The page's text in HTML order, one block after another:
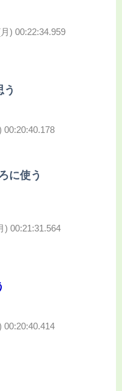
) 00:22:34.959
00:20:40.178
に使う
) 00:21:31.564
00:20:40.414